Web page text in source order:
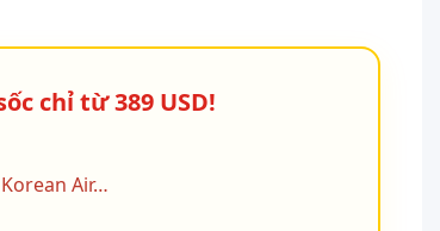
chỉ từ 389 USD!
Air…